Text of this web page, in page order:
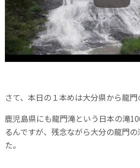
さて、本日の１本めは大分県から龍門
鹿児島県にも龍門滝という日本の滝
るんですが、残念ながら大分の龍門
た。